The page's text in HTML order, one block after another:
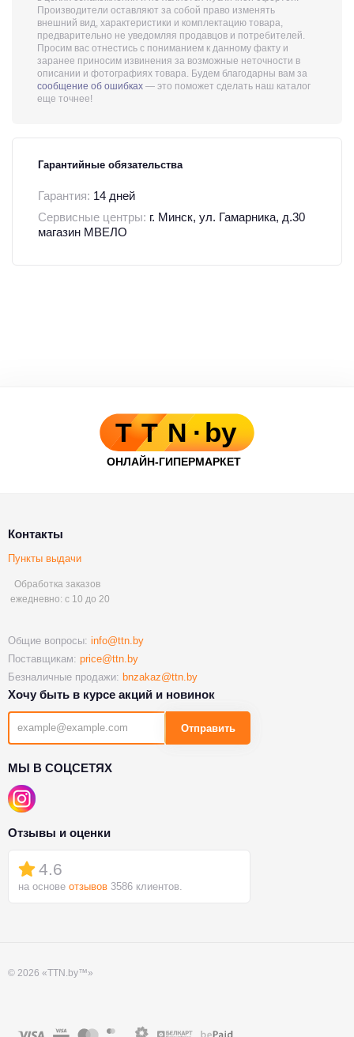
Производители оставляют за собой право изменять
внешний вид, характеристики и комплектацию товара,
предварительно не уведомляя продавцов и потребителей.
Просим вас отнестись с пониманием к данному факту и
заранее приносим извинения за возможные неточности в
описании и фотографиях товара. Будем благодарны вам за
сообщение об ошибках — это поможет сделать наш каталог
еще точнее!
Гарантийные обязательства
Гарантия: 14 дней
Сервисные центры: г. Минск, ул. Гамарника, д.30
магазин МВЕЛО
Контакты
Пункты выдачи
Обработка заказов
ежедневно: с 10 до 20
Общие вопросы: info@ttn.by
Поставщикам: price@ttn.by
Безналичные продажи: bnzakaz@ttn.by
Хочу быть в курсе акций и новинок
Отправить
МЫ В СОЦСЕТЯХ
Отзывы и оценки
4.6
на основе отзывов 3586 клиентов.
© 2026 «TTN.by™»